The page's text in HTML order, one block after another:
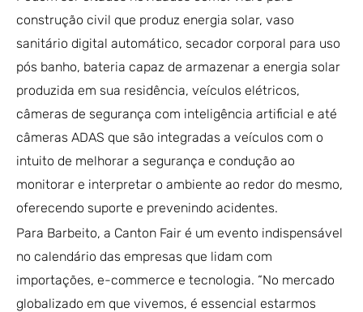
construção civil que produz energia solar, vaso
sanitário digital automático, secador corporal para uso
pós banho, bateria capaz de armazenar a energia solar
produzida em sua residência, veículos elétricos,
câmeras de segurança com inteligência artificial e até
câmeras ADAS que são integradas a veículos com o
intuito de melhorar a segurança e condução ao
monitorar e interpretar o ambiente ao redor do mesmo,
oferecendo suporte e prevenindo acidentes.
Para Barbeito, a Canton Fair é um evento indispensável
no calendário das empresas que lidam com
importações, e-commerce e tecnologia. “No mercado
globalizado em que vivemos, é essencial estarmos